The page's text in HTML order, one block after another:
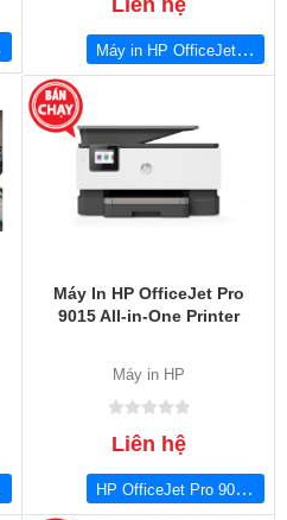
Máy in HP OfficeJet Pro 7740 Wide Format All-in-One Printer (G5J38A)
Máy In HP OfficeJet Pro
9015 All-in-One Printer
Máy in HP
Liên hệ
HP OfficeJet Pro 9015 All-in-One Printer